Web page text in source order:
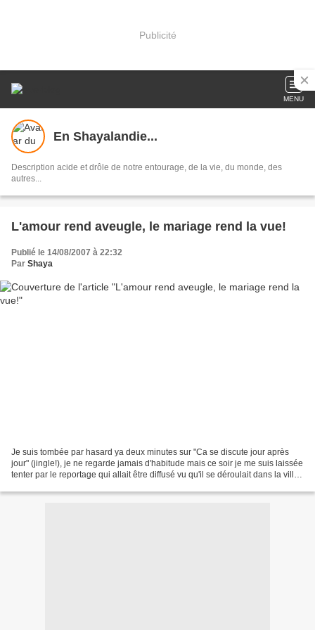
Publicité
MENU
En Shayalandie...
Description acide et drôle de notre entourage, de la vie, du monde, des
autres...
L'amour rend aveugle, le mariage rend la vue!
Publié le 14/08/2007 à 22:32
Par Shaya
Je suis tombée par hasard ya deux minutes sur "Ca se discute jour après
jour" (jingle!), je ne regarde jamais d'habitude mais ce soir je me suis laissée
tenter par le reportage qui allait être diffusé vu qu'il se déroulait dans la ville